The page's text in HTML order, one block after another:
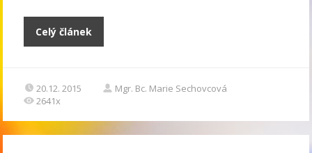
Celý článek
20.12. 2015
Mgr. Bc. Marie Sechovcová
2641x